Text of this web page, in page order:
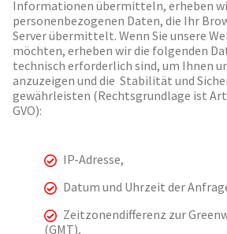
Informationen übermitteln, erheben
personenbezogenen Daten, die Ihr
Server übermittelt. Wenn Sie unsere
möchten, erheben wir die folgenden
technisch erforderlich sind, um Ihnen
anzuzeigen und die Stabilität und
gewährleisten (Rechtsgrundlage ist Art.
GVO):
IP-Adresse,
Datum und Uhrzeit der
Zeitzonendifferenz zur
(GMT),